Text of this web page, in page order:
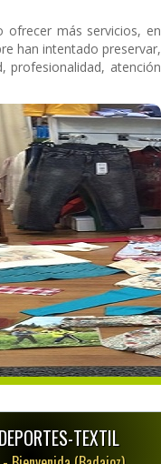
ofrecer más servicios, en
han intentado preservar,
profesionalidad, atención
TEXTIL